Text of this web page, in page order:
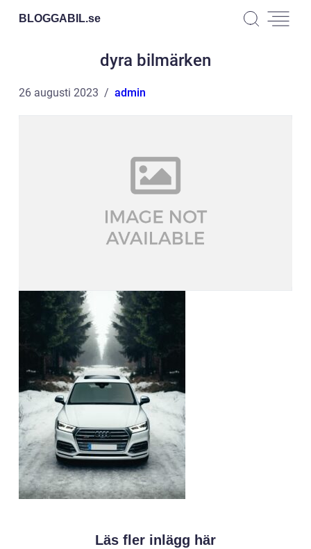
BLOGGABIL.se
dyra bilmärken
26 augusti 2023 admin
Läs fler inlägg här